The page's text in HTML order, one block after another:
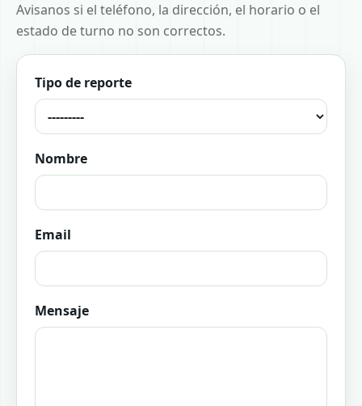
Avisanos si el teléfono, la dirección, el horario o el
estado de turno no son correctos.
Tipo de reporte
Nombre
Email
Mensaje